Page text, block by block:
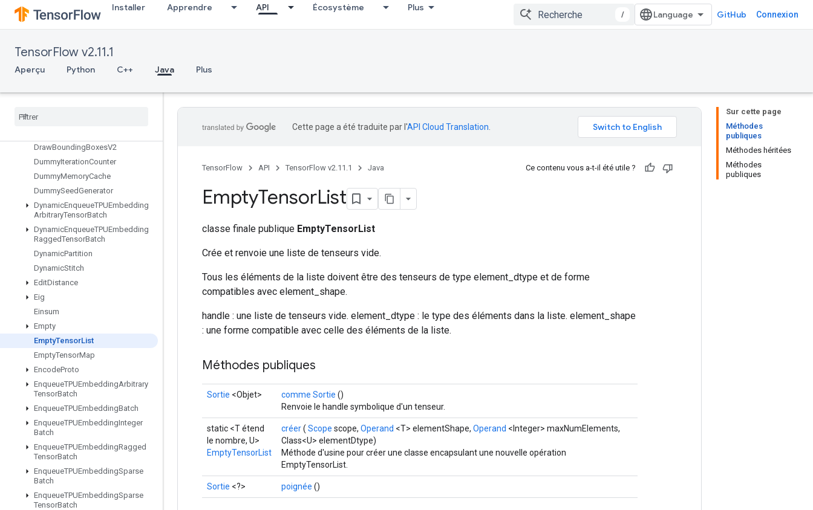
Installer Apprendre API Écosystème Plus
/ GitHub Connexion
TensorFlow v2.11.1
Aperçu Python C++ Java Plus
DenseBincount
DenseCountSparseOutput
DenseToCSRSparseMatrix
DestroyTemporaryVariable
Disable
DrawBoundingBoxesV2
DummyIterationCounter
DummyMemoryCache
DummySeedGenerator
DynamicEnqueueTPUEmbedding
ArbitraryTensorBatch
DynamicEnqueueTPUEmbedding
RaggedTensorBatch
DynamicPartition
DynamicStitch
EditDistance
Eig
Einsum
Empty
EmptyTensorList
EmptyTensorMap
EncodeProto
EnqueueTPUEmbeddingArbitrary
TensorBatch
EnqueueTPUEmbeddingBatch
EnqueueTPUEmbeddingInteger
Batch
EnqueueTPUEmbeddingRagged
TensorBatch
EnqueueTPUEmbeddingSparse
Batch
EnqueueTPUEmbeddingSparse
TensorBatch
Sur cette page
Méthodes
publiques
Méthodes héritées
Méthodes
publiques
Cette page a été traduite par l'API Cloud Translation
TensorFlow API TensorFlow v2.11.1 Java Ce contenu vous a-t-il été utile ?
EmptyTensorList
classe finale publique EmptyTensorList
Crée et renvoie une liste de tenseurs vide.
Tous les éléments de la liste doivent être des tenseurs de type element_dtype et de forme
compatibles avec element_shape.
handle : une liste de tenseurs vide. element_dtype : le type des éléments dans la liste. element_shape
: une forme compatible avec celle des éléments de la liste.
Méthodes publiques
Sortie <Objet> comme Sortie ()
Renvoie le handle symbolique d'un tenseur.
static <T étend
le nombre, U>
EmptyTensorList
créer( Scope scope, Operand <T> elementShape, Operand <Integer> maxNumElements,
Class<U> elementDtype)
Méthode d'usine pour créer une classe encapsulant une nouvelle opération
EmptyTensorList.
Sortie <?> poignée ()